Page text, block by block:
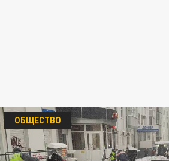
ОБЩЕСТВО